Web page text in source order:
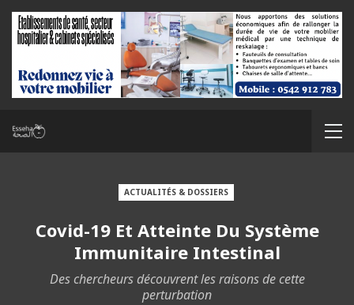
ACTUALITÉS & DOSSIERS
Covid-19 Et Atteinte Du Système
Immunitaire Intestinal
Des chercheurs découvrent les raisons de cette
perturbation